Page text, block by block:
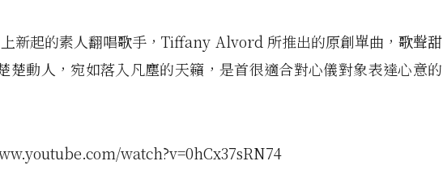
新起的素人翻唱歌手，Tiffany Alvord 所推出的原創單曲，歌聲甜
楚動人，宛如落入凡塵的天籟，是首很適合對心儀對象表達心意的
watch?v=0hCx37sRN74